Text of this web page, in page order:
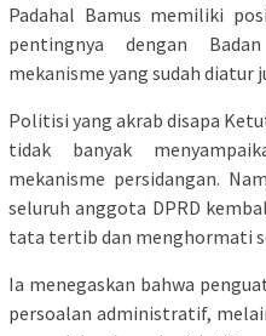
Padahal Bamus memiliki
pentingnya dengan
mekanisme yang sudah diatur
Politisi yang akrab disapa
tidak banyak
mekanisme persidangan.
seluruh anggota DPRD
tata tertib dan menghormati
Ia menegaskan bahwa
persoalan administratif,